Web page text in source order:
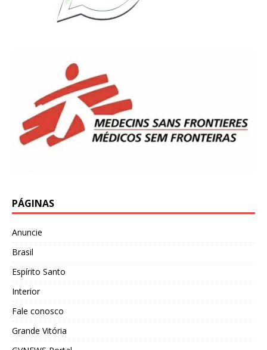
PÁGINAS
Anuncie
Brasil
Espírito Santo
Interior
Fale conosco
Grande Vitória